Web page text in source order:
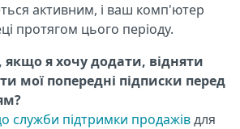
активним, і ваш комп'ютер
протягом цього періоду.
я хочу додати, відняти
мої попередні підписки перед
служби підтримки продажівдля